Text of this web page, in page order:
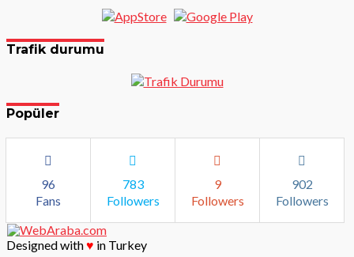
Trafik durumu
Popüler
96
Fans
783
Followers
9
Followers
902
Followers
Designed with♥ in Turkey